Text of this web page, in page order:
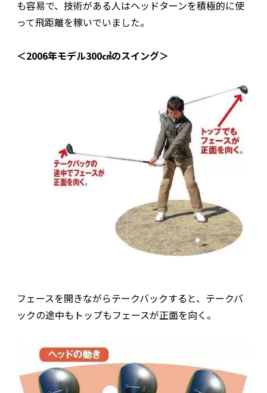
も容易で、技術がある人はヘッドターンを積極的に使
って飛距離を稼いでいました。
＜2006年モデル300㎤のスイング＞
フェースを開きながらテークバックすると、テークバ
ックの途中もトップもフェースが正面を向く。